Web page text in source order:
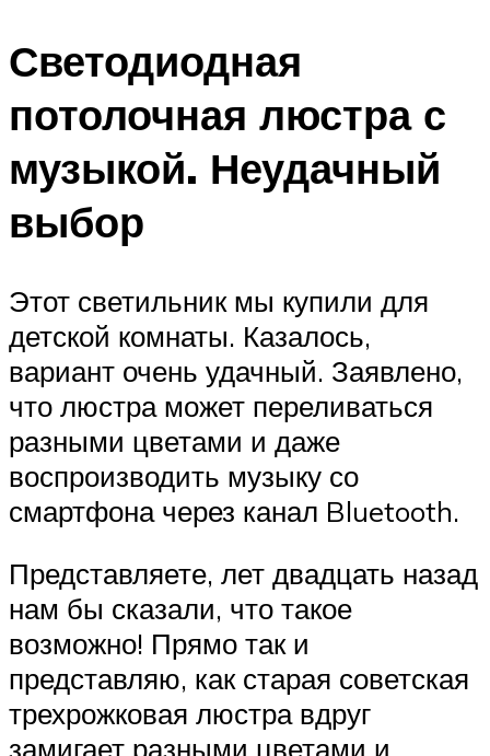
Светодиодная
потолочная люстра с
музыкой. Неудачный
выбор
Этот светильник мы купили для
детской комнаты. Казалось,
вариант очень удачный. Заявлено,
что люстра может переливаться
разными цветами и даже
воспроизводить музыку со
смартфона через канал Bluetooth.
Представляете, лет двадцать назад
нам бы сказали, что такое
возможно! Прямо так и
представляю, как старая советская
трехрожковая люстра вдруг
замигает разными цветами и